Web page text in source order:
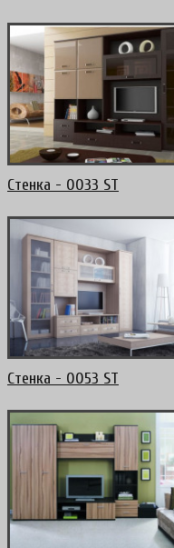
Стенка - 0033 ST
Стенка - 0053 ST